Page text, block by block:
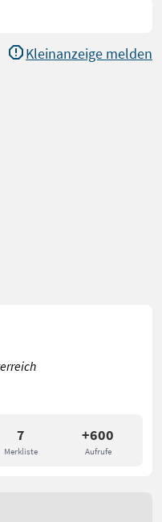
Kleinanzeige melden
7
Merkliste
+600
Aufrufe